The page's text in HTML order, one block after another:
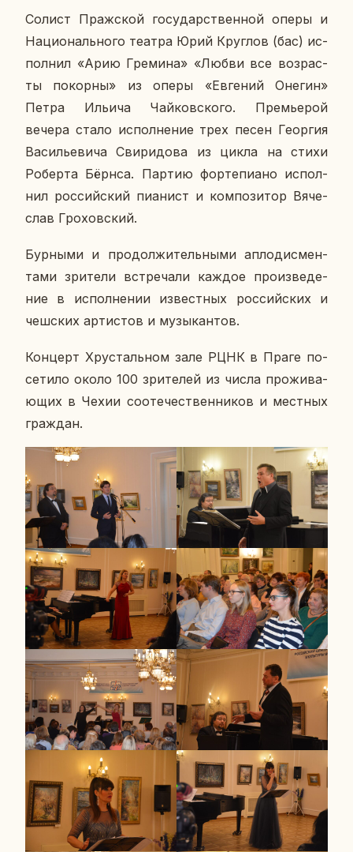
Солист Праж­ской го­су­дар­ствен­ной оперы и
На­ци­о­наль­но­го театра Юрий Круг­лов (бас) ис­
пол­нил «Арию Гре­ми­на» «Любви все воз­рас­
ты по­кор­ны» из оперы «Ев­ге­ний Онегин»
Петра Ильича Чай­ков­ско­го. Пре­мье­рой
вечера стало ис­пол­не­ние трех песен Ге­ор­гия
Ва­си­лье­ви­ча Сви­ри­до­ва из цикла на стихи
Ро­бер­та Бёрнса. Партию фор­те­пи­а­но ис­пол­
нил рос­сий­ский пи­а­нист и ком­по­зи­тор Вя­че­
слав Гро­хов­ский.
Бур­ны­ми и про­дол­жи­тель­ны­ми ап­ло­дис­мен­
та­ми зри­те­ли встре­ча­ли каждое про­из­ве­де­
ние в ис­пол­не­нии из­вест­ных рос­сий­ских и
чеш­ских ар­ти­стов и му­зы­кан­тов.
Кон­церт Хру­сталь­ном зале РЦНК в Праге по­
се­ти­ло около 100 зри­те­лей из числа про­жи­ва­
ю­щих в Чехии со­оте­че­ствен­ни­ков и мест­ных
граж­дан.